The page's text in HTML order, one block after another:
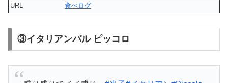
URL
食べログ
③イタリアンバル ピッコロ